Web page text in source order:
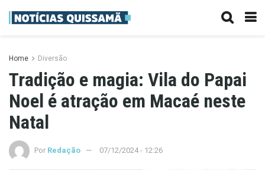
Home Diversão
Tradição e magia: Vila do Papai
Noel é atração em Macaé neste
Natal
Por Redação 07/12/2024 - 12:26